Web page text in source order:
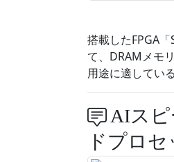
搭載したFPGA
て、DRAMメモ
用途に適してい
AIス
ドプロセ